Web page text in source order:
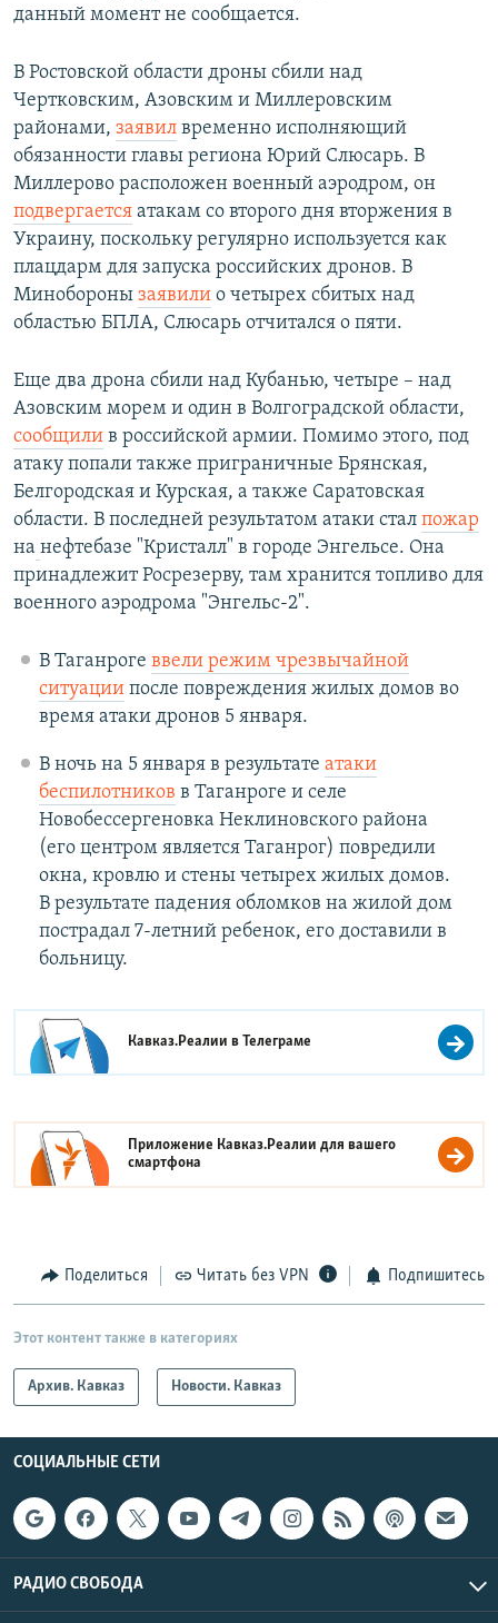
данный момент не сообщается.
В Ростовской области дроны сбили над
Чертковским, Азовским и Миллеровским
районами, заявил временно исполняющий
обязанности главы региона Юрий Слюсарь. В
Миллерово расположен военный аэродром, он
подвергается атакам со второго дня вторжения в
Украину, поскольку регулярно используется как
плацдарм для запуска российских дронов. В
Минобороны заявили о четырех сбитых над
областью БПЛА, Слюсарь отчитался о пяти.
Еще два дрона сбили над Кубанью, четыре – над
Азовским морем и один в Волгоградской области,
сообщили в российской армии. Помимо этого, под
атаку попали также приграничные Брянская,
Белгородская и Курская, а также Саратовская
области. В последней результатом атаки стал пожар
на нефтебазе "Кристалл" в городе Энгельсе. Она
принадлежит Росрезерву, там хранится топливо для
военного аэродрома "Энгельс-2".
В Таганроге ввели режим чрезвычайной
ситуациипосле повреждения жилых домов во
время атаки дронов 5 января.
В ночь на 5 января в результате атаки
беспилотников в Таганроге и селе
Новобессергеновка Неклиновского района
(его центром является Таганрог) повредили
окна, кровлю и стены четырех жилых домов.
В результате падения обломков на жилой дом
пострадал 7-летний ребенок, его доставили в
больницу.
Кавказ.Реалии вТелеграме
Приложение Кавказ.Реалии для вашего
смартфона
Поделиться Читать без VPN Подпишитесь
Этот контент также в категориях
Архив. Кавказ Новости. Кавказ
СОЦИАЛЬНЫЕ СЕТИ
РАДИО СВОБОДА